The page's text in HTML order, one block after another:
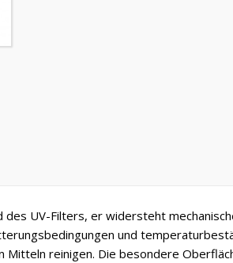
UV-Filters, er widersteht
und
Mitteln reinigen. Die besondere